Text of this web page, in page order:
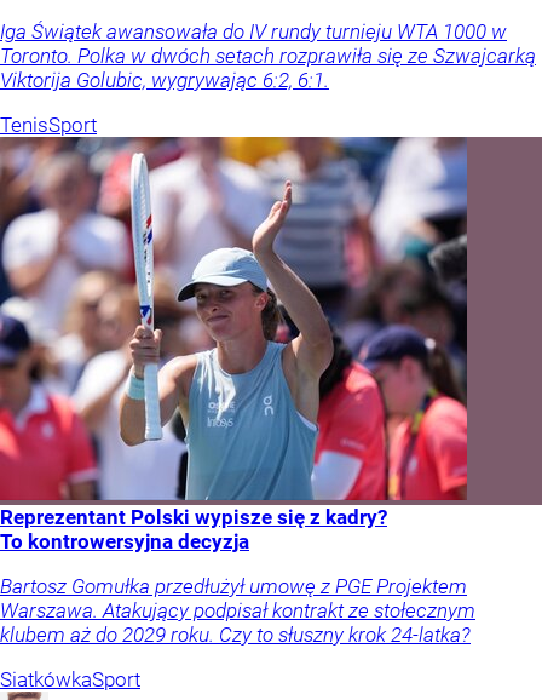
Iga Świątek awansowała do IV rundy turnieju WTA 1000 w
Toronto. Polka w dwóch setach rozprawiła się ze Szwajcarką
Viktorija Golubic, wygrywając 6:2, 6:1.
TenisSport
Reprezentant Polski wypisze się z kadry?
To kontrowersyjna decyzja
Bartosz Gomułka przedłużył umowę z PGE Projektem
Warszawa. Atakujący podpisał kontrakt ze stołecznym
klubem aż do 2029 roku. Czy to słuszny krok 24-latka?
SiatkówkaSport